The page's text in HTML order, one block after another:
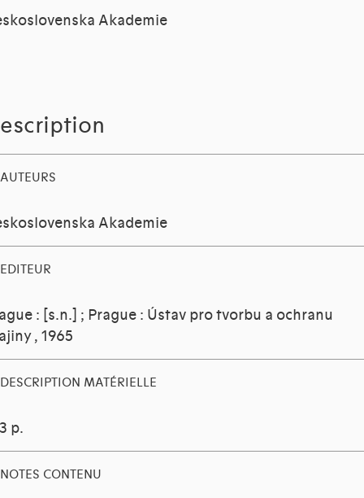
Akademie
AUTEURS
Akademie
EDITEUR
: [s.n.] ; Prague : Ústav pro tvorbu a ochranu
, 1965
DESCRIPTION MATÉRIELLE
p.
NOTES CONTENU